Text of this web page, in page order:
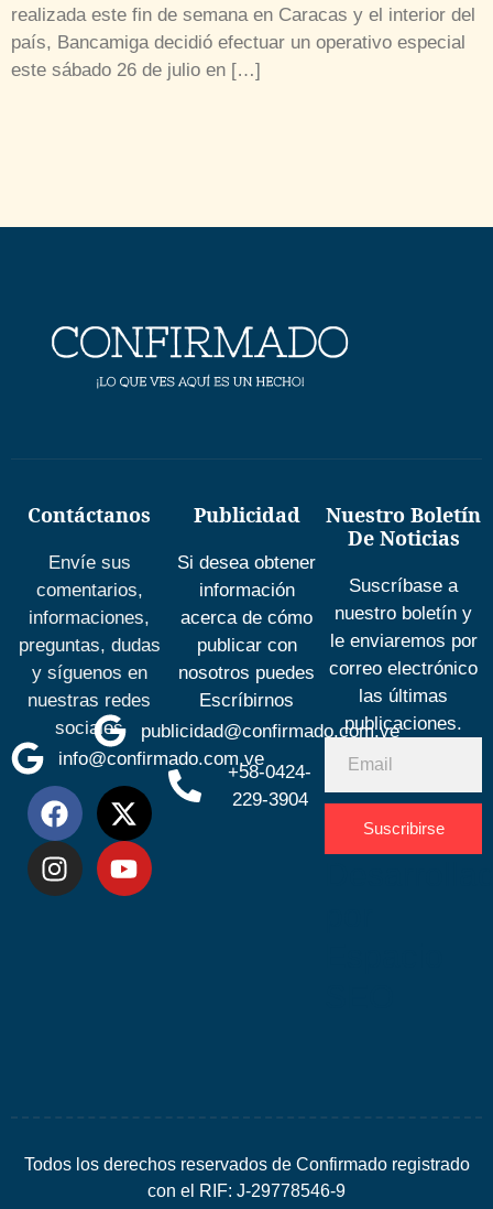
realizada este fin de semana en Caracas y el interior del
país, Bancamiga decidió efectuar un operativo especial
este sábado 26 de julio en […]
Contáctanos
Envíe sus
comentarios,
informaciones,
preguntas, dudas
y síguenos en
nuestras redes
sociales
info@confirmado.com.ve
Publicidad
Si desea obtener
información
acerca de cómo
publicar con
nosotros puedes
Escríbirnos
publicidad@confirmado.com.ve
+58-0424-
229-3904
Nuestro Boletín
De Noticias
Suscríbase a
nuestro boletín y
le enviaremos por
correo electrónico
las últimas
publicaciones.
Suscribirse
Todos los derechos reservados de Confirmado registrado
con el RIF: J-29778546-9